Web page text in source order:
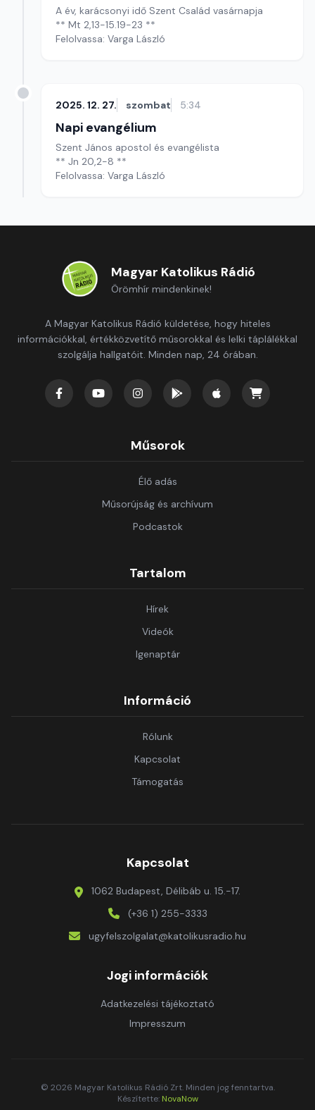
A év, karácsonyi idő Szent Család vasárnapja
** Mt 2,13-15.19-23 **
Felolvassa: Varga László
2025. 12. 27. szombat 5:34
Napi evangélium
Szent János apostol és evangélista
** Jn 20,2-8 **
Felolvassa: Varga László
Magyar Katolikus Rádió
Örömhír mindenkinek!
A Magyar Katolikus Rádió küldetése, hogy hiteles
információkkal, értékközvetítő műsorokkal és lelki táplálékkal
szolgálja hallgatóit. Minden nap, 24 órában.
Műsorok
Élő adás
Műsorújság és archívum
Podcastok
Tartalom
Hírek
Videók
Igenaptár
Információ
Rólunk
Kapcsolat
Támogatás
Kapcsolat
1062 Budapest, Délibáb u. 15.-17.
(+36 1) 255-3333
ugyfelszolgalat@katolikusradio.hu
Jogi információk
Adatkezelési tájékoztató
Impresszum
© 2026 Magyar Katolikus Rádió Zrt. Minden jog fenntartva.
Készítette: NovaNow